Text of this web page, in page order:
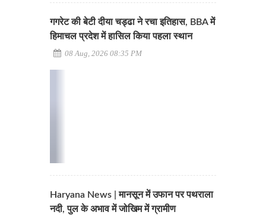
गगरेट की बेटी दीया चड्ढा ने रचा इतिहास, BBA में
हिमाचल प्रदेश में हासिल किया पहला स्थान
08 Aug, 2026 08:35 PM
Haryana News | मानसून में उफान पर पथराला
नदी, पुल के अभाव में जोखिम में ग्रामीण